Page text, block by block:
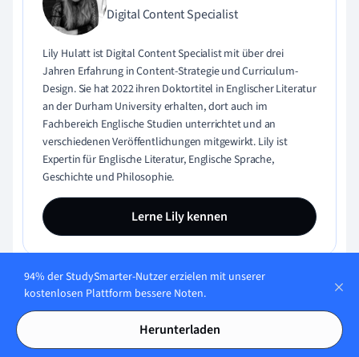
Digital Content Specialist
Lily Hulatt ist Digital Content Specialist mit über drei
Jahren Erfahrung in Content-Strategie und Curriculum-
Design. Sie hat 2022 ihren Doktortitel in Englischer Literatur
an der Durham University erhalten, dort auch im
Fachbereich Englische Studien unterrichtet und an
verschiedenen Veröffentlichungen mitgewirkt. Lily ist
Expertin für Englische Literatur, Englische Sprache,
Geschichte und Philosophie.
Lerne Lily kennen
94% der StudySmarter-Nutzer erzielen mit unserer
kostenlosen Plattform bessere Noten.
Herunterladen